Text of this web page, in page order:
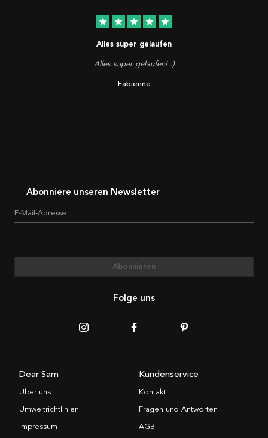
star star star star star
Alles super gelaufen
Alles super gelaufen! :)
Fabienne
Abonniere unseren Newsletter
E-Mail-Adresse
Abonnieren
Folge uns
Dear Sam
Über uns
Umweltrichtlinien
Impressum
Kundenservice
Kontakt
Fragen und Antworten
AGB